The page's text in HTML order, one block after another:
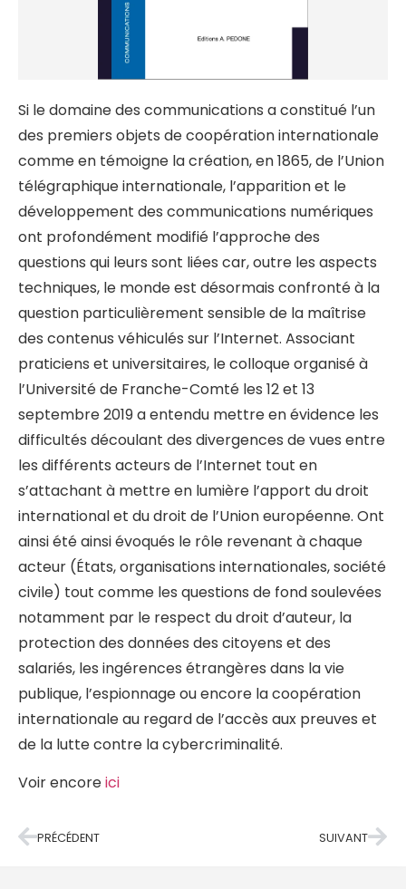
Si le domaine des communications a constitué l’un
des premiers objets de coopération internationale
comme en témoigne la création, en 1865, de l’Union
télégraphique internationale, l’apparition et le
développement des communications numériques
ont profondément modifié l’approche des
questions qui leurs sont liées car, outre les aspects
techniques, le monde est désormais confronté à la
question particulièrement sensible de la maîtrise
des contenus véhiculés sur l’Internet. Associant
praticiens et universitaires, le colloque organisé à
l’Université de Franche-Comté les 12 et 13
septembre 2019 a entendu mettre en évidence les
difficultés découlant des divergences de vues entre
les différents acteurs de l’Internet tout en
s’attachant à mettre en lumière l’apport du droit
international et du droit de l’Union européenne. Ont
ainsi été ainsi évoqués le rôle revenant à chaque
acteur (États, organisations internationales, société
civile) tout comme les questions de fond soulevées
notamment par le respect du droit d’auteur, la
protection des données des citoyens et des
salariés, les ingérences étrangères dans la vie
publique, l’espionnage ou encore la coopération
internationale au regard de l’accès aux preuves et
de la lutte contre la cybercriminalité.
Voir encoreici
PRÉCÉDENT SUIVANT